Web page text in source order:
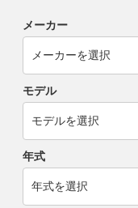
メーカー
モデル
年式